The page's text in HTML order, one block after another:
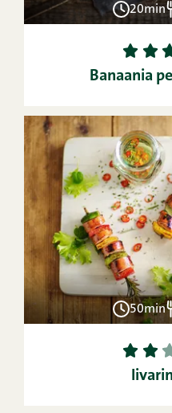
20min
1 2
Banaania
50min
1 2